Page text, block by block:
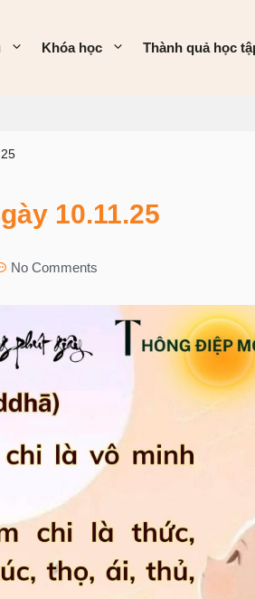
Khóa học Thành quả học
10.11.25
No Comments